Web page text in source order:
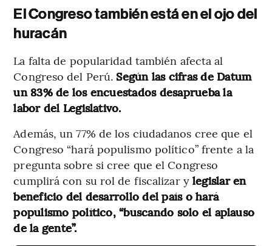
El Congreso también está en el ojo del
huracán
La falta de popularidad también afecta al
Congreso del Perú. Según las cifras de Datum
un 83% de los encuestados desaprueba la
labor del Legislativo.
Además, un 77% de los ciudadanos cree que el
Congreso “hará populismo político” frente a la
pregunta sobre si cree que el Congreso
cumplirá con su rol de fiscalizar y legislar en
beneficio del desarrollo del país o hará
populismo político, “buscando solo el aplauso
de la gente”.